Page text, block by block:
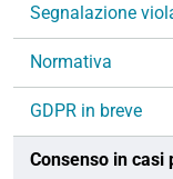
Segnalazione
Normativa
GDPR in breve
Consenso in casi